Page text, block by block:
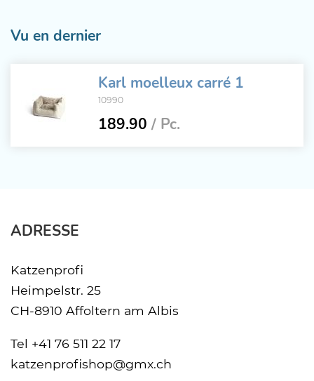
Vu en dernier
Karl moelleux carré 1
10990
189.90 / Pc.
ADRESSE
Katzenprofi
Heimpelstr. 25
CH-8910 Affoltern am Albis
Tel +41 76 511 22 17
katzenprofishop@gmx.ch